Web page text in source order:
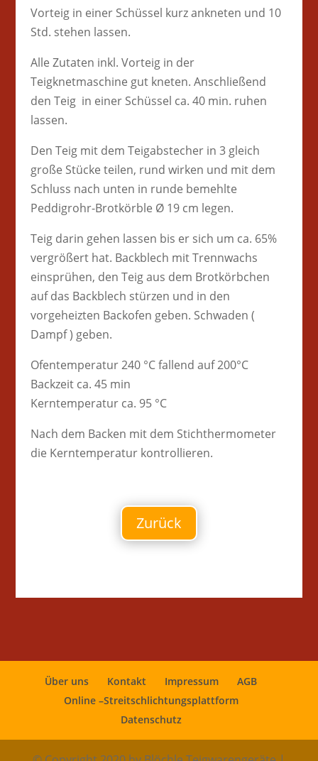
Vorteig in einer Schüssel kurz ankneten und 10
Std. stehen lassen.
Alle Zutaten inkl. Vorteig in der
Teigknetmaschine gut kneten. Anschließend
den Teig in einer Schüssel ca. 40 min. ruhen
lassen.
Den Teig mit dem Teigabstecher in 3 gleich
große Stücke teilen, rund wirken und mit dem
Schluss nach unten in runde bemehlte
Peddigrohr-Brotkörble Ø 19 cm legen.
Teig darin gehen lassen bis er sich um ca. 65%
vergrößert hat. Backblech mit Trennwachs
einsprühen, den Teig aus dem Brotkörbchen
auf das Backblech stürzen und in den
vorgeheizten Backofen geben. Schwaden (
Dampf ) geben.
Ofentemperatur 240 °C fallend auf 200°C
Backzeit ca. 45 min
Kerntemperatur ca. 95 °C
Nach dem Backen mit dem Stichthermometer
die Kerntemperatur kontrollieren.
Zurück
Über uns Kontakt Impressum
AGB
Online –Streitschlichtungsplattform
Datenschutz